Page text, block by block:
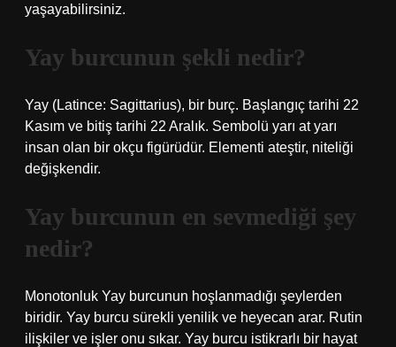
yaşayabilirsiniz.
Yay burcunun şekli nedir?
Yay (Latince: Sagittarius), bir burç. Başlangıç ​​tarihi 22
Kasım ve bitiş tarihi 22 Aralık. Sembolü yarı at yarı
insan olan bir okçu figürüdür. Elementi ateştir, niteliği
değişkendir.
Yay burcunun en sevmediği şey
nedir?
Monotonluk Yay burcunun hoşlanmadığı şeylerden
biridir. Yay burcu sürekli yenilik ve heyecan arar. Rutin
ilişkiler ve işler onu sıkar. Yay burcu istikrarlı bir hayat